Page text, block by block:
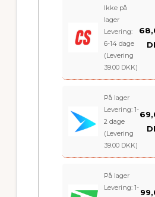
Ikke på
lager
Levering:
6-14 dage
(Levering
39.00 DKK)
På lager
Levering: 1-
2 dage
(Levering
39.00 DKK)
På lager
Levering: 1-